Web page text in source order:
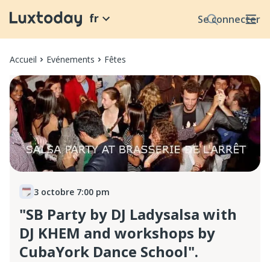
Se connecter
fr
Accueil Evénements Fêtes
3 octobre 7:00 pm
"SB Party by DJ Ladysalsa with
DJ KHEM and workshops by
CubaYork Dance School".